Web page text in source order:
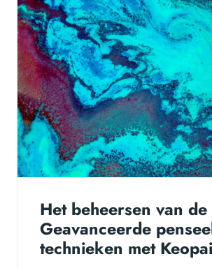
Het beheersen van
Geavanceerde
technieken met